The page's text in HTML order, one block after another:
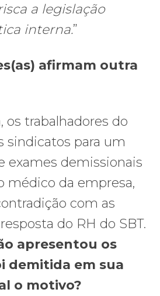
a legislação
interna.”
afirmam outra
os trabalhadores do
sindicatos para um
exames demissionais
médico da empresa,
com as
do RH do SBT.
apresentou os
demitida em sua
o motivo?